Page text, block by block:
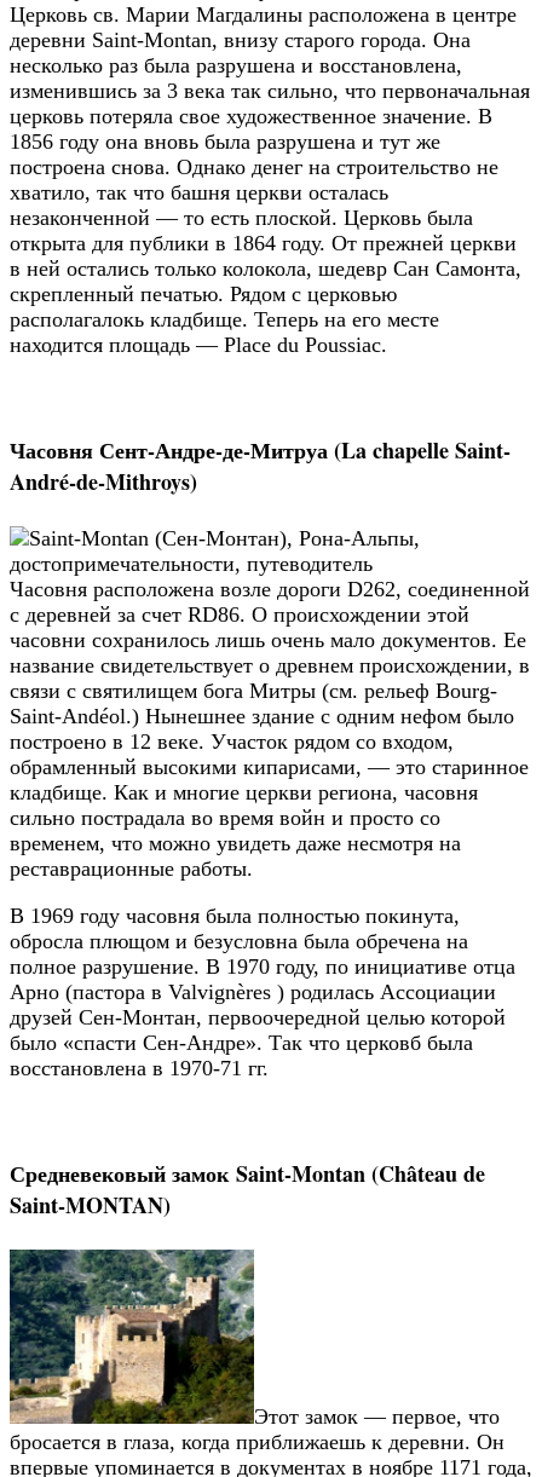
Церковь св. Марии Магдалины расположена в центре
деревни Saint-Montan, внизу старого города. Она
несколько раз была разрушена и восстановлена,
изменившись за 3 века так сильно, что первоначальная
церковь потеряла свое художественное значение. В
1856 году она вновь была разрушена и тут же
построена снова. Однако денег на строительство не
хватило, так что башня церкви осталась
незаконченной — то есть плоской. Церковь была
открыта для публики в 1864 году. От прежней церкви
в ней остались только колокола, шедевр Сан Самонта,
скрепленный печатью. Рядом с церковью
располагалокь кладбище. Теперь на его месте
находится площадь — Place du Poussiac.
Часовня Сент-Андре-де-Митруа (La chapelle Saint-
André-de-Mithroys)
Часовня расположена возле дороги D262, соединенной
с деревней за счет RD86. О происхождении этой
часовни сохранилось лишь очень мало документов. Ее
название свидетельствует о древнем происхождении, в
связи с святилищем бога Митры (см. рельеф Bourg-
Saint-Andéol.) Нынешнее здание с одним нефом было
построено в 12 веке. Участок рядом со входом,
обрамленный высокими кипарисами, — это старинное
кладбище. Как и многие церкви региона, часовня
сильно пострадала во время войн и просто со
временем, что можно увидеть даже несмотря на
реставрационные работы.
В 1969 году часовня была полностью покинута,
обросла плющом и безусловна была обречена на
полное разрушение. В 1970 году, по инициативе отца
Арно (пастора в Valvignères ) родилась Ассоциации
друзей Сен-Монтан, первоочередной целью которой
было «спасти Сен-Андре». Так что церковб была
восстановлена в 1970-71 гг.
Средневековый замок Saint-Montan (Château de
Saint-MONTAN)
Этот замок — первое, что
бросается в глаза, когда приближаешь к деревни. Он
впервые упоминается в документах в ноябре 1171 года,